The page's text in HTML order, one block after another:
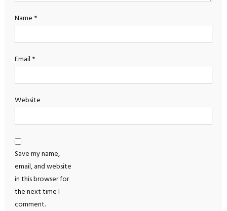
Name *
Email *
Website
Save my name,
email, and website
in this browser for
the next time I
comment.